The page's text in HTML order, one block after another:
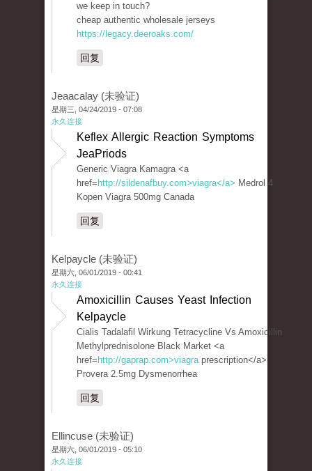
we keep in touch?
cheap authentic wholesale jerseys
https://legacy.deeroaks.com/
回复
Jeaacalay (未验证)
星期三, 04/24/2019 - 07:08
永久连接
Keflex Allergic Reaction Symptoms
JeaPriods
Generic Viagra Kamagra <a
href= http://sildenafbuy.com>viagra</a> Medrol 4
Kopen Viagra 500mg Canada
回复
Kelpaycle (未验证)
星期六, 06/01/2019 - 00:41
永久连接
Amoxicillin Causes Yeast Infection
Kelpaycle
Cialis Tadalafil Wirkung Tetracycline Vs Amoxicillin
Methylprednisolone Black Market <a
href= http://gaprap.com>viagraprescription</a>
Provera 2.5mg Dysmenorrhea
回复
Ellincuse (未验证)
星期六, 06/01/2019 - 05:10
永久连接